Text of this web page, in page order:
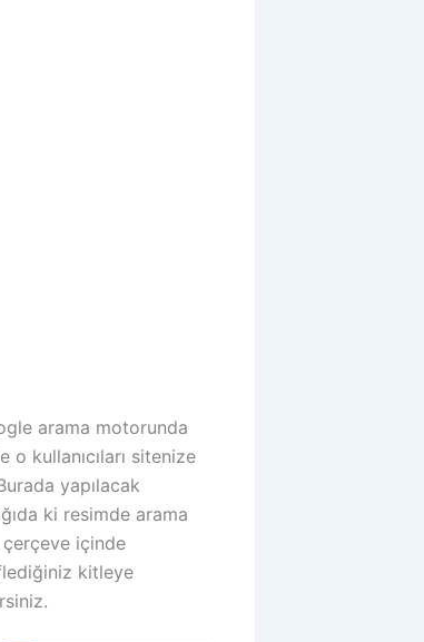
arama motorunda
kullanıcıları sitenize
yapılacak
ki resimde arama
çerçeve içinde
kitleye